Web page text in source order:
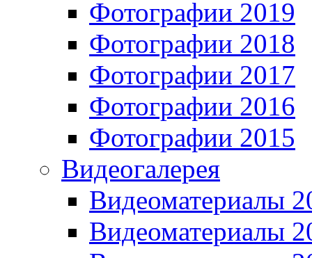
Фотографии 2019
Фотографии 2018
Фотографии 2017
Фотографии 2016
Фотографии 2015
Видеогалерея
Видеоматериалы
Видеоматериалы